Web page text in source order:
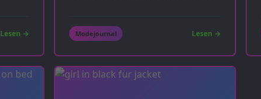
Lesen → Modejournal Lesen →